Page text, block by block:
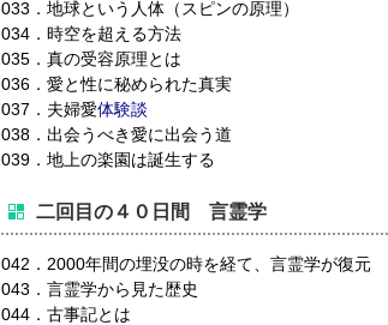
033．地球という人体（スピンの原理）
034．時空を超える方法
035．真の受容原理とは
036．愛と性に秘められた真実
037．夫婦愛体験談
038．出会うべき愛に出会う道
039．地上の楽園は誕生する
二回目の４０日間 言霊学
042．2000年間の埋没の時を経て、言霊学が復元
043．言霊学から見た歴史
044．古事記とは